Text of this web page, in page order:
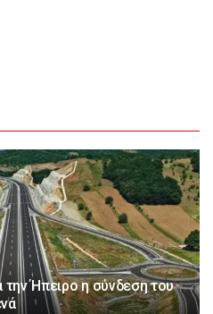
την Ήπειρο η σύνδεση του